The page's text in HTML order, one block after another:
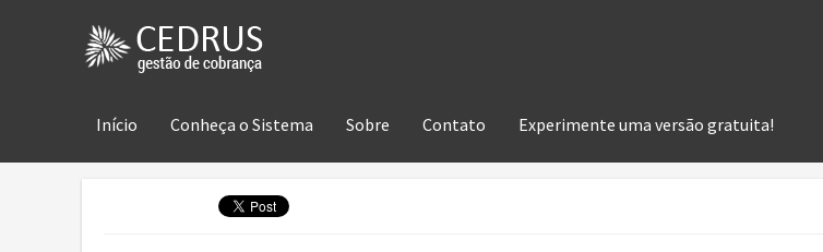
Início Conheça o Sistema Sobre Contato Experimente uma versão gratuita!